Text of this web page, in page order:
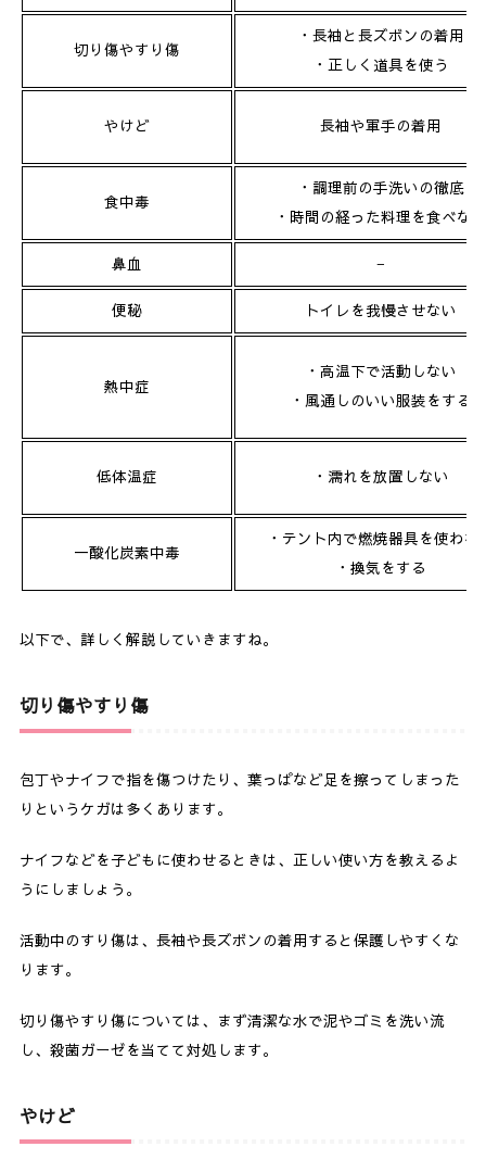
3-2. 夏の外遊びで体調が悪くなる
3-3. 素手で火の番をする
4. 緊急時に備えて、救急セットは用意しておこう
まとめ
切り傷やすり傷
・長袖と長ズボンの着用
・正しく道具を使う
やけど 長袖や軍手の着用
食中毒
・調理前の手洗いの徹底
・時間の経った料理を食べな
鼻血 −
便秘 トイレを我慢させない
熱中症
・高温下で活動しない
・風通しのいい服装をする
低体温症 ・濡れを放置しない
一酸化炭素中毒
・テント内で燃焼器具を使わな
・換気をする
以下で、詳しく解説していきますね。
切り傷やすり傷
包丁やナイフで指を傷つけたり、葉っぱなど足を擦ってしまった
りというケガは多くあります。
ナイフなどを子どもに使わせるときは、正しい使い方を教えるよ
うにしましょう。
活動中のすり傷は、長袖や長ズボンの着用すると保護しやすくな
ります。
切り傷やすり傷については、まず清潔な水で泥やゴミを洗い流
し、殺菌ガーゼを当てて対処します。
やけど